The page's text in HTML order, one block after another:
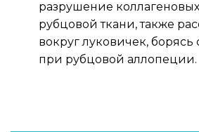
разрушение
рубцовой ткани, также
вокруг луковичек,
при рубцовой аллопеции.